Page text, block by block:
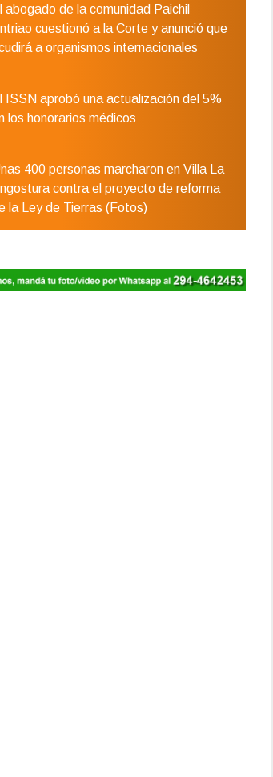
abogado de la comunidad Paichil
cuestionó a la Corte y anunció que
a organismos internacionales
ISSN aprobó una actualización del 5%
los honorarios médicos
400 personas marcharon en Villa La
contra el proyecto de reforma
la Ley de Tierras (Fotos)